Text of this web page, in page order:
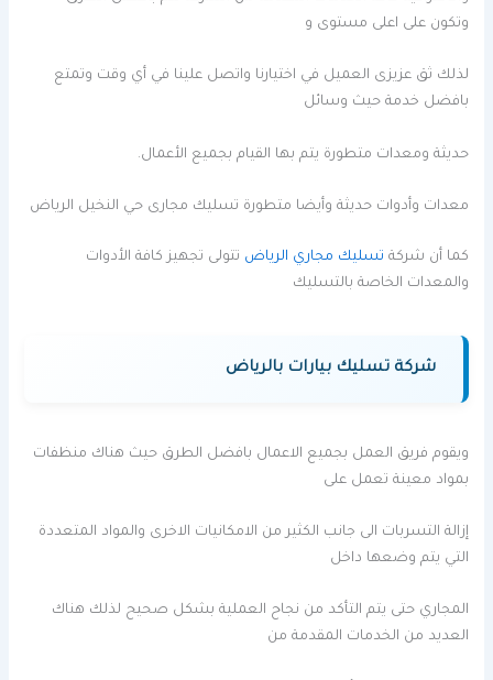
وتكون على اعلى مستوى و
لذلك ثق عزيزى العميل في اختيارنا واتصل علينا في أي وقت وتمتع
بافضل خدمة حيث وسائل
حديثة ومعدات متطورة يتم بها القيام بجميع الأعمال.
معدات وأدوات حديثة وأيضا متطورة تسليك مجارى حي النخيل الرياض
كما أن شركة تسليك مجاري الرياض تتولى تجهيز كافة الأدوات
والمعدات الخاصة بالتسليك
شركة تسليك بيارات بالرياض
ويقوم فريق العمل بجميع الاعمال بافضل الطرق حيث هناك منظفات
بمواد معينة تعمل على
إزالة التسربات الى جانب الكثير من الامكانيات الاخرى والمواد المتعددة
التي يتم وضعها داخل
المجاري حتى يتم التأكد من نجاح العملية بشكل صحيح لذلك هناك
العديد من الخدمات المقدمة من